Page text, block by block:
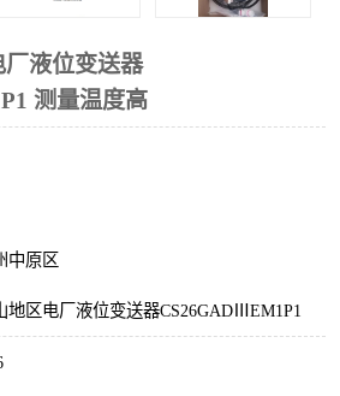
液位变送器
测量温度高
中原区
地区电厂液位变送器CS26GADⅢEM1P1